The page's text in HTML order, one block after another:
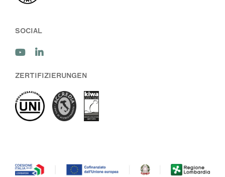
SOCIAL
ZERTIFIZIERUNGEN